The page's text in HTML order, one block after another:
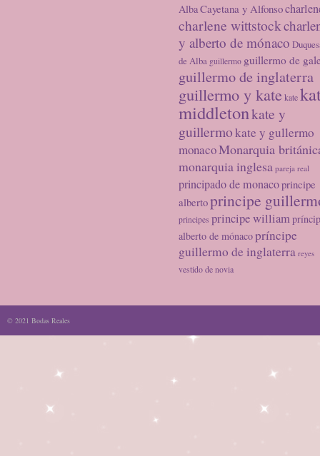
AlbaCayetana y Alfonso
charlene wittstock
y alberto de mónaco
de Alba guillermo guillermo de
guillermo de inglaterra
guillermo y katekate
middletonkate y
guillermokate y gullermo
monacoMonarquia
monarquia inglesa pareja real
principado de monacoprincipe
albertoprincipe
principes principe william
alberto de mónacopríncipe
guillermo de inglaterra reyes
vestido de novia
© 2021 Bodas Reales